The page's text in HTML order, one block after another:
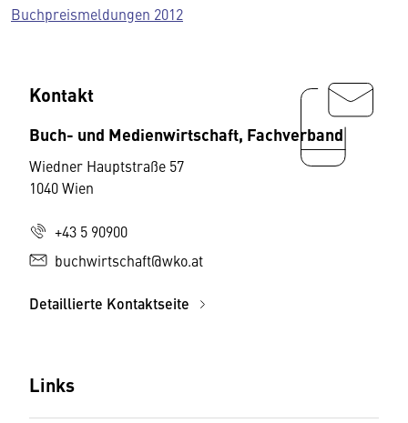
Buchpreismeldungen 2012
Kontakt
Buch- und Medienwirtschaft, Fachverband
Wiedner Hauptstraße 57
1040 Wien
+43 5 90900
buchwirtschaft@wko.at
Detaillierte Kontaktseite
Links